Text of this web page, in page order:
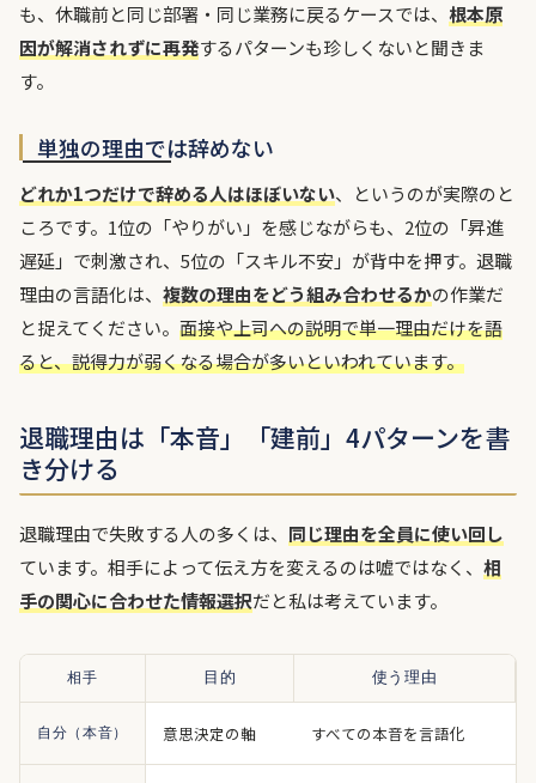
も、休職前と同じ部署・同じ業務に戻るケースでは、 根本原
因が解消されずに再発するパターンも珍しくないと聞きま
す。
単独の理由では辞めない
どれか1つだけで辞める人はほぼいない、というのが実際のと
ころです。1位の「やりがい」を感じながらも、2位の「昇進
遅延」で刺激され、5位の「スキル不安」が背中を押す。退職
理由の言語化は、 複数の理由をどう組み合わせるかの作業だ
と捉えてください。 面接や上司への説明で単一理由だけを語
ると、説得力が弱くなる場合が多いといわれています。
退職理由は「本音」「建前」4パターンを書
き分ける
退職理由で失敗する人の多くは、 同じ理由を全員に使い回し
ています。相手によって伝え方を変えるのは嘘ではなく、 相
手の関心に合わせた情報選択だと私は考えています。
相手 目的 使う理由
自分（本音） 意思決定の軸 すべての本音を言語化